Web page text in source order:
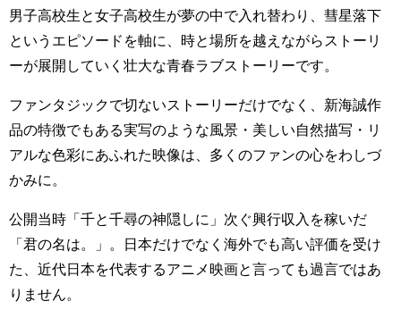
男子高校生と女子高校生が夢の中で入れ替わり、彗星落下
というエピソードを軸に、時と場所を越えながらストーリ
ーが展開していく壮大な青春ラブストーリーです。
ファンタジックで切ないストーリーだけでなく、新海誠作
品の特徴でもある実写のような風景・美しい自然描写・リ
アルな色彩にあふれた映像は、多くのファンの心をわしづ
かみに。
公開当時「千と千尋の神隠しに」次ぐ興行収入を稼いだ
「君の名は。」。日本だけでなく海外でも高い評価を受け
た、近代日本を代表するアニメ映画と言っても過言ではあ
りません。